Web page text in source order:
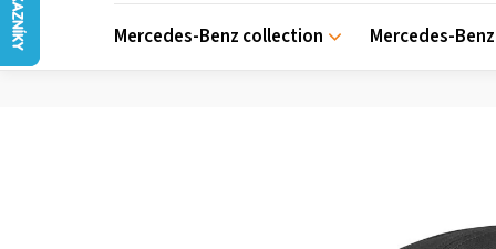
Mercedes-Benz collection Mercedes-